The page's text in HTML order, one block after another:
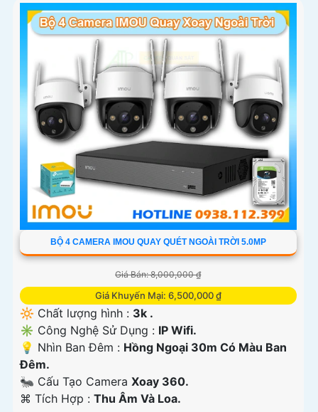
BỘ 4 CAMERA IMOU QUAY QUÉT NGOÀI TRỜI 5.0MP
Giá Bán: 8,000,000 ₫
Giá Khuyến Mại: 6,500,000 ₫
🔆 Chất lượng hình : 3k .
✳️ Công Nghệ Sử Dụng : IP Wifi.
💡 Nhìn Ban Đêm : Hồng Ngoại 30m Có Màu Ban
Ðêm.
🐜 Cấu Tạo Camera Xoay 360.
️⌘ Tích Hợp : Thu Âm Và Loa.